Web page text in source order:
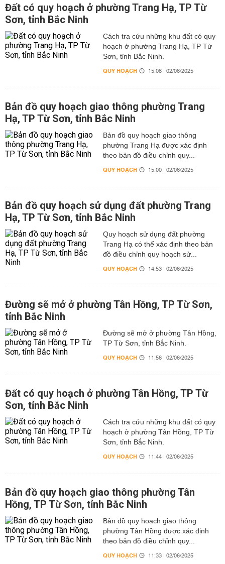
Đất có quy hoạch ở phường Trang Hạ, TP Từ
Sơn, tỉnh Bắc Ninh
Cách tra cứu những khu đất có quy
hoạch ở phường Trang Hạ, TP Từ
Sơn, tỉnh Bắc Ninh.
QUY HOẠCH 15:08 | 02/06/2025
Bản đồ quy hoạch giao thông phường Trang
Hạ, TP Từ Sơn, tỉnh Bắc Ninh
Bản đồ quy hoạch giao thông
phường Trang Hạ được xác định
theo bản đồ điều chỉnh quy...
QUY HOẠCH 15:00 | 02/06/2025
Bản đồ quy hoạch sử dụng đất phường Trang
Hạ, TP Từ Sơn, tỉnh Bắc Ninh
Quy hoạch sử dụng đất phường
Trang Hạ có thể xác định theo bản
đồ điều chỉnh quy hoạch sử...
QUY HOẠCH 14:53 | 02/06/2025
Đường sẽ mở ở phường Tân Hồng, TP Từ Sơn,
tỉnh Bắc Ninh
Đường sẽ mở ở phường Tân Hồng,
TP Từ Sơn, tỉnh Bắc Ninh.
QUY HOẠCH 11:56 | 02/06/2025
Đất có quy hoạch ở phường Tân Hồng, TP Từ
Sơn, tỉnh Bắc Ninh
Cách tra cứu những khu đất có quy
hoạch ở phường Tân Hồng, TP Từ
Sơn, tỉnh Bắc Ninh.
QUY HOẠCH 11:44 | 02/06/2025
Bản đồ quy hoạch giao thông phường Tân
Hồng, TP Từ Sơn, tỉnh Bắc Ninh
Bản đồ quy hoạch giao thông
phường Tân Hồng được xác định
theo bản đồ điều chỉnh quy...
QUY HOẠCH 11:33 | 02/06/2025